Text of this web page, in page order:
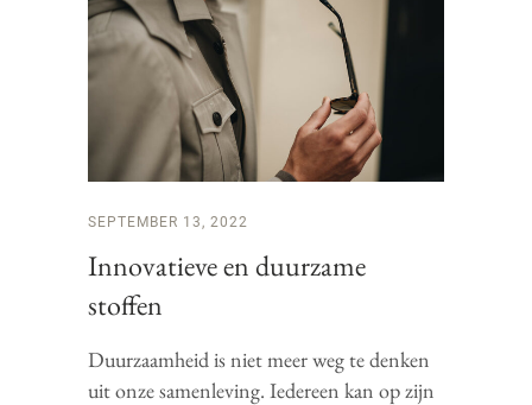
SEPTEMBER 13, 2022
Innovatieve en duurzame
stoffen
Duurzaamheid is niet meer weg te denken
uit onze samenleving. Iedereen kan op zijn